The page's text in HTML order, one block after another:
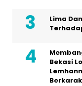
Lima
Bekasi